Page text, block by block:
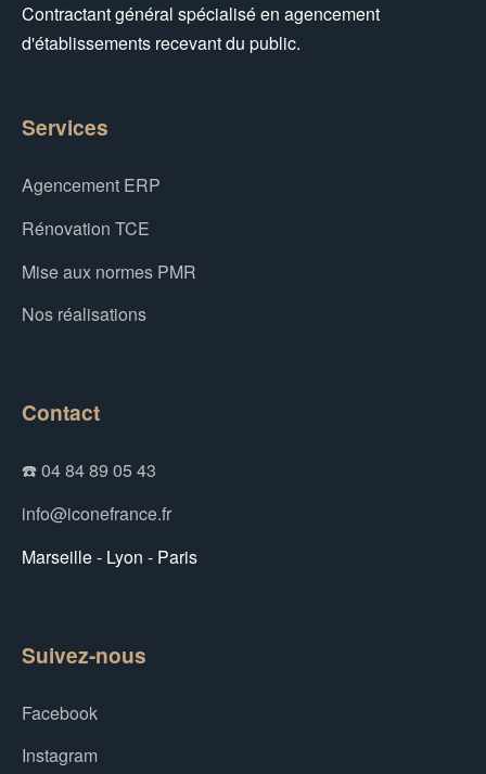
Contractant général spécialisé en agencement
d'établissements recevant du public.
Services
Agencement ERP
Rénovation TCE
Mise aux normes PMR
Nos réalisations
Contact
☎️ 04 84 89 05 43
info@iconefrance.fr
Marseille - Lyon - Paris
Suivez-nous
Facebook
Instagram